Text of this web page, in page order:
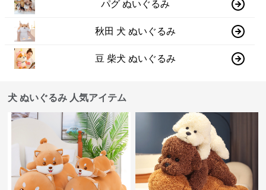
パグ ぬいぐるみ
秋田 犬 ぬいぐるみ
豆 柴犬 ぬいぐるみ
犬 ぬいぐるみ 人気アイテム